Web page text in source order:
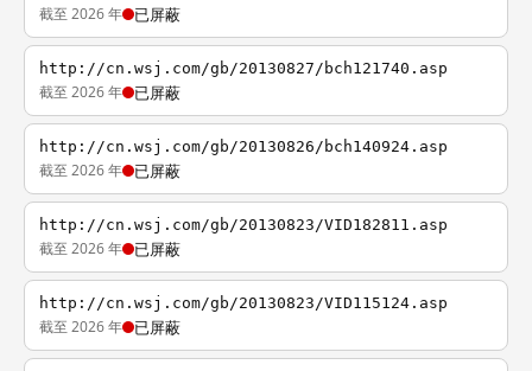
截至 2026 年 已屏蔽
http://cn.wsj.com/gb/20130827/bch121740.asp
截至 2026 年 已屏蔽
http://cn.wsj.com/gb/20130826/bch140924.asp
截至 2026 年 已屏蔽
http://cn.wsj.com/gb/20130823/VID182811.asp
截至 2026 年 已屏蔽
http://cn.wsj.com/gb/20130823/VID115124.asp
截至 2026 年 已屏蔽